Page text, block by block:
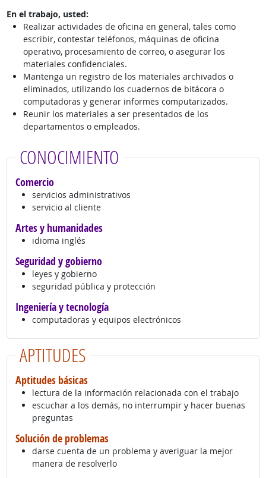
En el trabajo, usted:
Realizar actividades de oficina en general, tales como
escribir, contestar teléfonos, máquinas de oficina
operativo, procesamiento de correo, o asegurar los
materiales confidenciales.
Mantenga un registro de los materiales archivados o
eliminados, utilizando los cuadernos de bitácora o
computadoras y generar informes computarizados.
Reunir los materiales a ser presentados de los
departamentos o empleados.
CONOCIMIENTO
Comercio
servicios administrativos
servicio al cliente
Artes y humanidades
idioma inglés
Seguridad y gobierno
leyes y gobierno
seguridad pública y protección
Ingeniería y tecnología
computadoras y equipos electrónicos
APTITUDES
Aptitudes básicas
lectura de la información relacionada con el trabajo
escuchar a los demás, no interrumpir y hacer buenas
preguntas
Solución de problemas
darse cuenta de un problema y averiguar la mejor
manera de resolverlo